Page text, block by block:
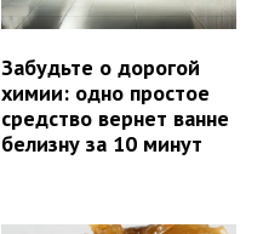
Забудьте о дорогой
химии: одно простое
средство вернет ванне
белизну за 10 минут